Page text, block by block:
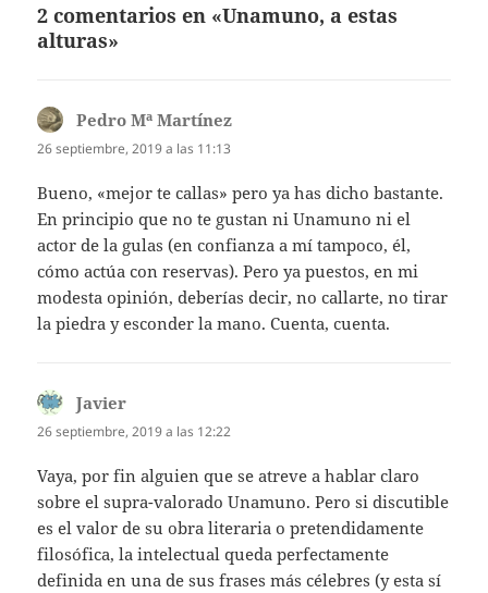
2 comentarios en «Unamuno, a estas
alturas»
Pedro Mª Martínez
26 septiembre, 2019 a las 11:13
Bueno, «mejor te callas» pero ya has dicho bastante.
En principio que no te gustan ni Unamuno ni el
actor de la gulas (en confianza a mí tampoco, él,
cómo actúa con reservas). Pero ya puestos, en mi
modesta opinión, deberías decir, no callarte, no tirar
la piedra y esconder la mano. Cuenta, cuenta.
Javier
26 septiembre, 2019 a las 12:22
Vaya, por fin alguien que se atreve a hablar claro
sobre el supra-valorado Unamuno. Pero si discutible
es el valor de su obra literaria o pretendidamente
filosófica, la intelectual queda perfectamente
definida en una de sus frases más célebres (y esta sí